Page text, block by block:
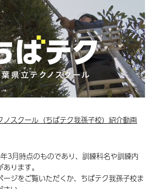
ノスクール（ちばテク我孫子校）紹介動画
3月時点のものであり、訓練科名や訓練内
ります。
ジをご覧いただくか、ちばテク我孫子校ま